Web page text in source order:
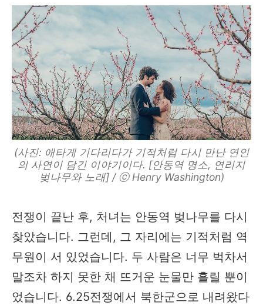
(사진: 애타게 기다리다가 기적처럼 다시 만난 연인
의 사연이 담긴 이야기이다. [안동역 명소, 연리지
벚나무와 노래] / ⓒ Henry Washington)
전쟁이 끝난 후, 처녀는 안동역 벚나무를 다시
찾았습니다. 그런데, 그 자리에는 기적처럼 역
무원이 서 있었습니다. 두 사람은 너무 벅차서
말조차 하지 못한 채 뜨거운 눈물만 흘릴 뿐이
었습니다. 6.25전쟁에서 북한군으로 내려왔다